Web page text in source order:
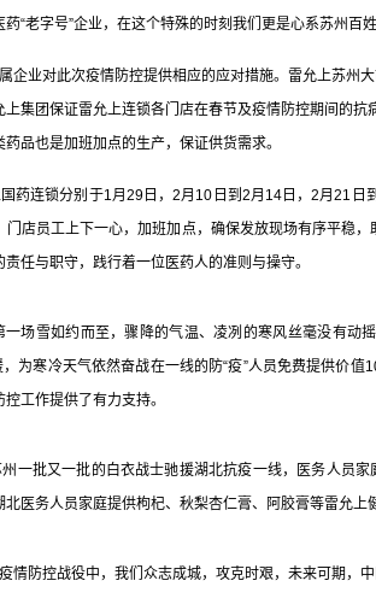
“老字号”企业，在这个特殊的时刻我们更是心系苏州百
业对此次疫情防控提供相应的应对措施。雷允上苏州
集团保证雷允上连锁各门店在春节及疫情防控期间的
品也是加班加点的生产，保证供货需求。
连锁分别于1月29日，2月10日到2月14日，2月21日
门店员工上下一心，加班加点，确保发放现场有序平稳
任与职守，践行着一位医药人的准则与操守。
雪如约而至，骤降的气温、凌冽的寒风丝毫没有动
，为寒冷天气依然奋战在一线的防“疫”人员免费提供价
工作提供了有力支持。
批又一批的白衣战士驰援湖北抗疫一线，医务人员家
医务人员家庭提供枸杞、秋梨杏仁膏、阿胶膏等雷允上
防控战役中，我们众志成城，攻克时艰，未来可期，中